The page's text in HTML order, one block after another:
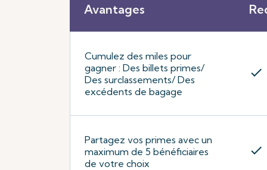
Avantages
Cumulez des miles pour
gagner : Des billets primes/
Des surclassements/ Des
excédents de bagage
check
Partagez vos primes avec un
maximum de 5 bénéficiaires
de votre choix
check